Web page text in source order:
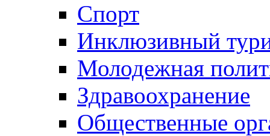
Спорт
Инклюзивный
Молодежная
Здравоохранение
Общественные